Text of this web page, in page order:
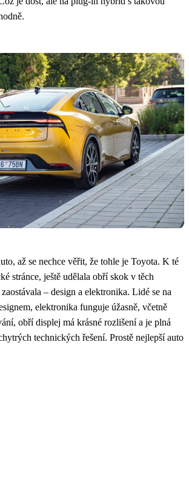
až se nechce věřit, že tohle je Toyota. K té
stránce, ještě udělala obří skok v těch
– design a elektronika. Lidé se na
elektronika funguje úžasně, včetně
obří displej má krásné rozlišení a je plná
technických řešení. Prostě nejlepší auto